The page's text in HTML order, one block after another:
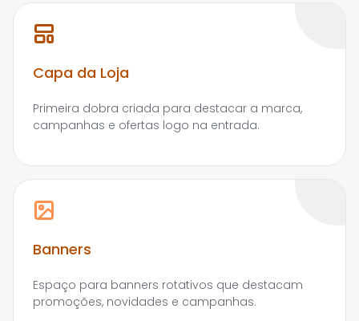
Capa da Loja
Primeira dobra criada para destacar a marca,
campanhas e ofertas logo na entrada.
Banners
Espaço para banners rotativos que destacam
promoções, novidades e campanhas.